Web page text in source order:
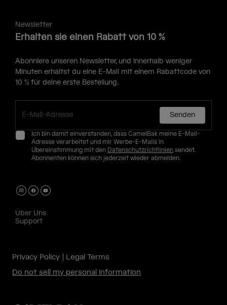
Newsletter
Erhalten sie einen Rabatt von 10 %
Abonniere unseren Newsletter, und innerhalb weniger
Minuten erhältst du eine E-Mail mit einem Rabattcode von
10 % für deine erste Bestellung.
Senden
Ich bin damit einverstanden, dass CamelBak meine E-Mail-
Adresse verarbeitet und mir Werbe-E-Mails in
Übereinstimmung mit den Datenschutzrichtlinien sendet.
Abonnenten können sich jederzeit wieder abmelden.
Über Uns
Support
Privacy Policy
Legal Terms
Do not sell my personal information